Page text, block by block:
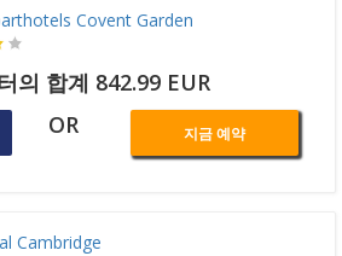
Covent Garden
의 합계 842.99 EUR
OR 지금 예약
Cambridge